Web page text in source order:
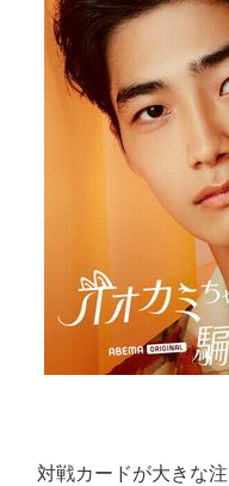
対戦カードが大きな